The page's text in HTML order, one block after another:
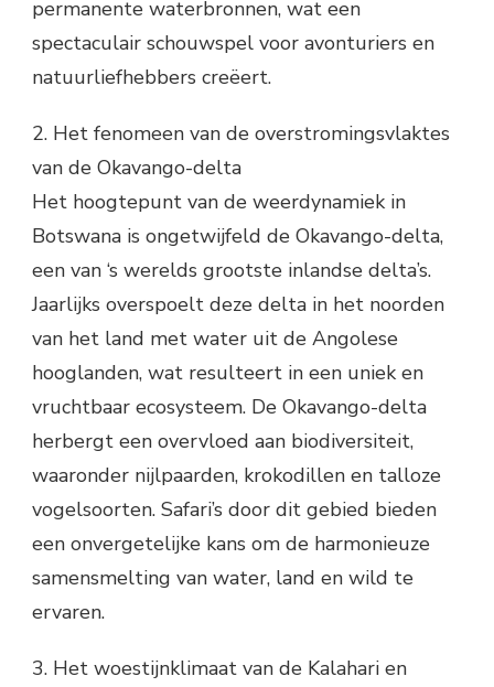
permanente waterbronnen, wat een
spectaculair schouwspel voor avonturiers en
natuurliefhebbers creëert.
2. Het fenomeen van de overstromingsvlaktes
van de Okavango-delta
Het hoogtepunt van de weerdynamiek in
Botswana is ongetwijfeld de Okavango-delta,
een van ‘s werelds grootste inlandse delta’s.
Jaarlijks overspoelt deze delta in het noorden
van het land met water uit de Angolese
hooglanden, wat resulteert in een uniek en
vruchtbaar ecosysteem. De Okavango-delta
herbergt een overvloed aan biodiversiteit,
waaronder nijlpaarden, krokodillen en talloze
vogelsoorten. Safari’s door dit gebied bieden
een onvergetelijke kans om de harmonieuze
samensmelting van water, land en wild te
ervaren.
3. Het woestijnklimaat van de Kalahari en